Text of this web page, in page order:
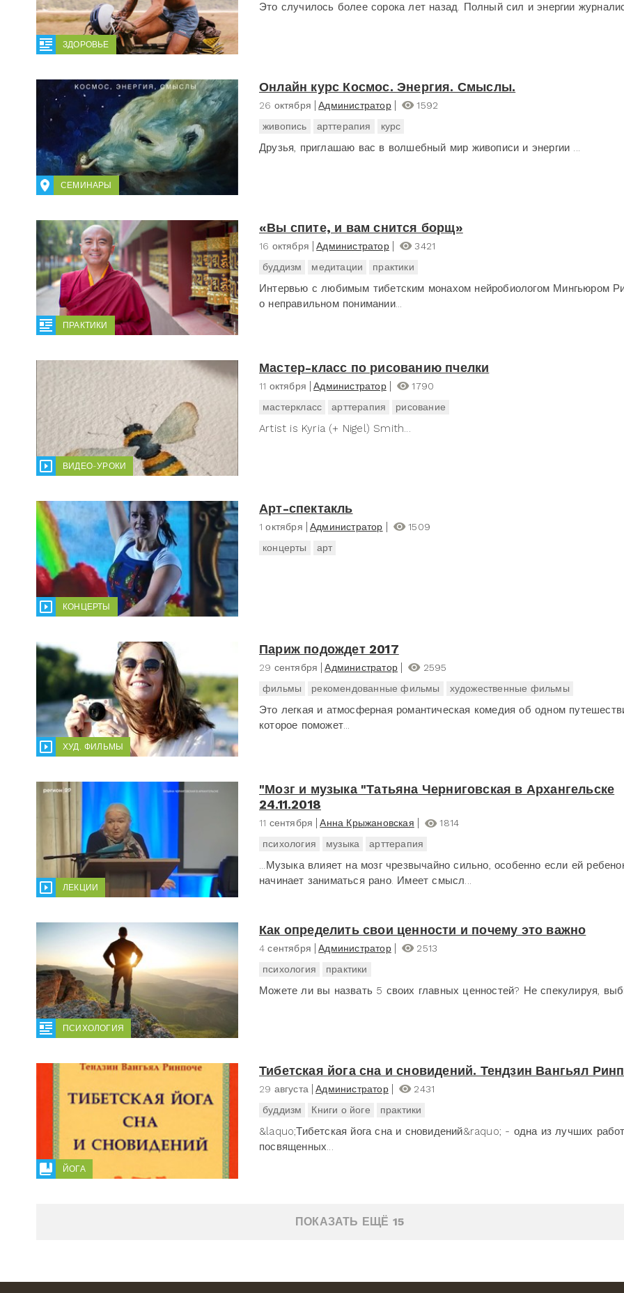
ЗДОРОВЬЕ
Это случилось более сорока лет назад. Полный сил и энергии
СЕМИНАРЫ
Онлайн курс Космос. Энергия. Смыслы.
26 октября Администратор
1592
живопись
арттерапия курс
Друзья, приглашаю вас в волшебный мир живописи и энергии ...
ПРАКТИКИ
«Вы спите, и вам снится борщ»
16 октября Администратор
3421
буддизм
медитации практики
Интервью с любимым тибетским монахом нейробиологом Мингьюром
о неправильном понимании...
ВИДЕО-УРОКИ
Мастер-класс по рисованию пчелки
11 октября Администратор
1790
мастеркласс
арттерапия рисование
Artist is Kyria (+ Nigel) Smith...
КОНЦЕРТЫ
Арт-спектакль
1 октября Администратор
1509
концерты
арт
ХУД. ФИЛЬМЫ
Париж подождет 2017
29 сентября Администратор
2595
фильмы
рекомендованные фильмы художественные фильмы
Это легкая и атмосферная романтическая комедия об одном
которое поможет...
ЛЕКЦИИ
"Мозг и музыка "Татьяна Черниговская в Архангельске
24.11.2018
11 сентября Анна Крыжановская
1814
психология
музыка арттерапия
...Музыка влияет на мозг чрезвычайно сильно, особенно если ей
начинает заниматься рано. Имеет смысл...
ПСИХОЛОГИЯ
Как определить свои ценности и почему это важно
4 сентября Администратор
2513
психология
практики
Можете ли вы назвать 5 своих главных ценностей? Не спекулируя,
ЙОГА
Тибетская йога сна и сновидений. Тендзин Вангьял
29 августа Администратор
2431
буддизм
Книги о йоге практики
&laquo;Тибетская йога сна и сновидений&raquo; - одна из лучших
посвященных...
ПОКАЗАТЬ ЕЩЁ 15